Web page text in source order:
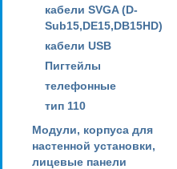
кабели SVGA (D-
Sub15,DE15,DB15HD)
кабели USB
Пигтейлы
телефонные
тип 110
Модули, корпуса для
настенной установки,
лицевые панели